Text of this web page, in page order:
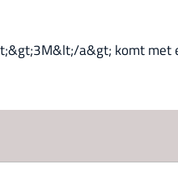
a&gt; komt met